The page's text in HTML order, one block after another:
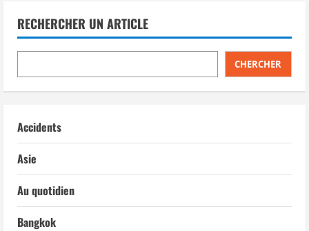
RECHERCHER UN ARTICLE
CHERCHER
Accidents
Asie
Au quotidien
Bangkok